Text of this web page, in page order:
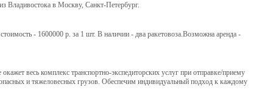
Владивостока в Москву, Санкт-Петербург.
- 1600000 р. за 1 шт. В наличии - два ракетовоза.Возможна аренда -
весь комплекс транспортно-экспедиторских услуг при отправке/приему
и тяжеловесных грузов. Обеспечим индивидуальный подход к каждому